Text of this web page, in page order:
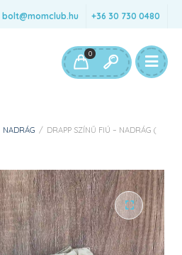
bolt@momclub.hu +36 30 730 0480
0
NADRÁG / DRAPP SZÍNŰ FIÚ – NADRÁG (